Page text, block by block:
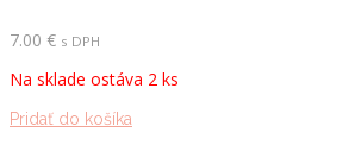
7.00 € s DPH
Na sklade ostáva 2 ks
Pridať do košíka